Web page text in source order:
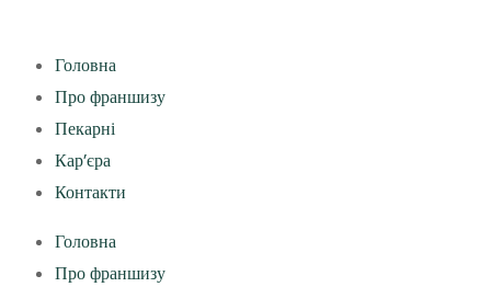
Головна
Про франшизу
Пекарні
Кар’єра
Контакти
Головна
Про франшизу